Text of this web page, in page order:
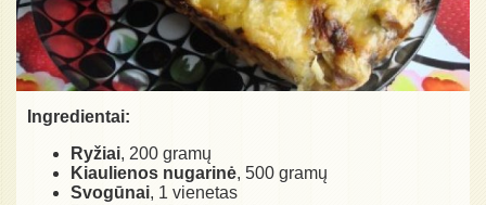
Ingredientai:
Ryžiai, 200 gramų
Kiaulienos nugarinė, 500 gramų
Svogūnai, 1 vienetas